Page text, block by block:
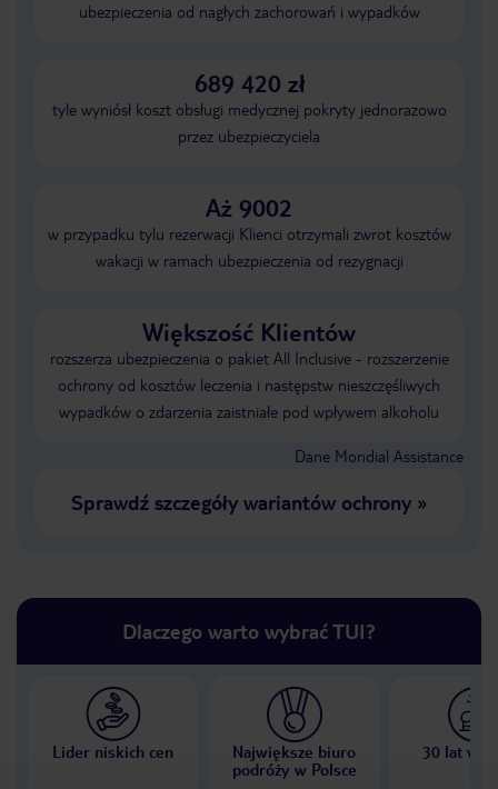
ubezpieczenia od nagłych zachorowań i wypadków
689 420 zł
tyle wyniósł koszt obsługi medycznej pokryty jednorazowo
przez ubezpieczyciela
Aż 9002
w przypadku tylu rezerwacji Klienci otrzymali zwrot kosztów
wakacji w ramach ubezpieczenia od rezygnacji
Większość Klientów
rozszerza ubezpieczenia o pakiet All Inclusive - rozszerzenie
ochrony od kosztów leczenia i następstw nieszczęśliwych
wypadków o zdarzenia zaistniałe pod wpływem alkoholu
Dane Mondial Assistance
Sprawdź szczegóły wariantów ochrony»
Dlaczego warto wybrać TUI?
Lider niskich cen
Największe biuro
podróży w Polsce
30 lat w